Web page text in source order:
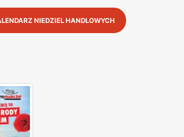
NIEDZIEL HANDLOWYCH